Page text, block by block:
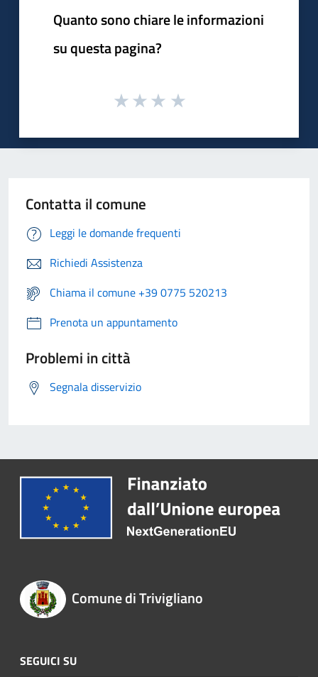
Quanto sono chiare le informazioni
su questa pagina?
Contatta il comune
Leggi le domande frequenti
Richiedi Assistenza
Chiama il comune +39 0775 520213
Prenota un appuntamento
Problemi in città
Segnala disservizio
Comune di Trivigliano
SEGUICI SU